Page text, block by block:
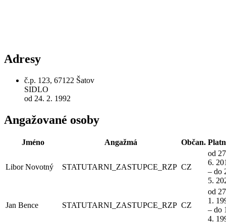
Adresy
č.p. 123, 67122 Šatov
SIDLO
od 24. 2. 1992
Angažované osoby
Jméno Angažmá Občan.
Libor Novotný STATUTARNI_ZASTUPCE_RZP CZ
od
6.
– do
5.
Jan Bence STATUTARNI_ZASTUPCE_RZP CZ
od
1.
– do
4.